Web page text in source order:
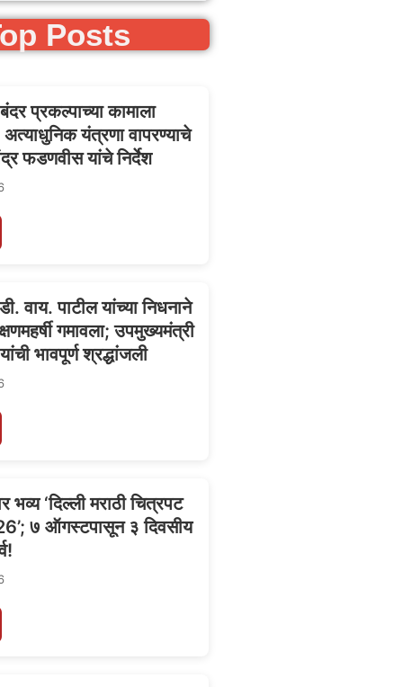
Posts
प्रकल्पाच्या कामाला
अत्याधुनिक यंत्रणा वापरण्याचे
फडणवीस यांचे निर्देश
वाय. पाटील यांच्या निधनाने
गमावला; उपमुख्यमंत्री
भावपूर्ण श्रद्धांजली
भव्य ‘दिल्ली मराठी चित्रपट
७ ऑगस्टपासून ३ दिवसीय